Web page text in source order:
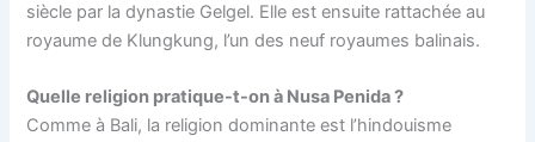
siècle par la dynastie Gelgel. Elle est ensuite rattachée au
royaume de Klungkung, l’un des neuf royaumes balinais.
Quelle religion pratique-t-on à Nusa Penida ?
Comme à Bali, la religion dominante est l’hindouisme